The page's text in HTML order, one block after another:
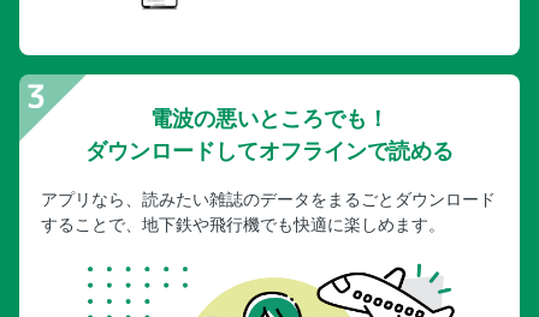
電波の悪いところでも！
ダウンロードしてオフラインで読める
アプリなら、読みたい雑誌のデータをまるごとダウンロード
することで、地下鉄や飛行機でも快適に楽しめます。